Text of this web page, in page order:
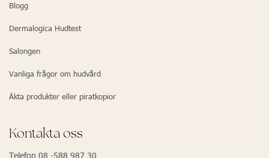
Blogg
Dermalogica Hudtest
Salongen
Vanliga frågor om hudvård
Äkta produkter eller piratkopior
Kontakta oss
Telefon 08 -588 987 30